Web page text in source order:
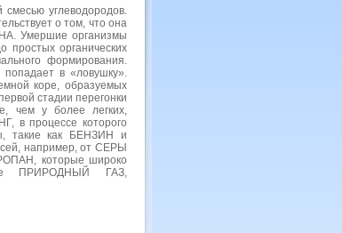
углеводородов.
о том, что она
Умершие организмы
простых органических
формирования.
попадает в «ловушку».
коре, образуемых
стадии перегонки
чем у более легких,
в процессе которого
такие как БЕНЗИН и
например, от СЕРЫ
которые широко
ПРИРОДНЫЙ ГАЗ,